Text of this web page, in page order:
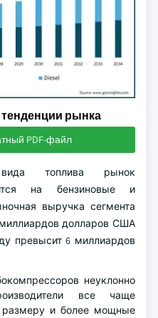
рынка
PDF-файл
топлива рынок
на бензиновые и
выручка сегмента
долларов США
превысит 6 миллиардов
неуклонно
все чаще
и более мощные